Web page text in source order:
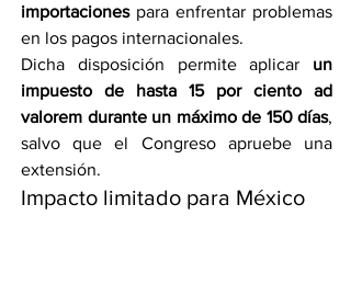
importaciones para enfrentar problemas
en los pagos internacionales.
Dicha disposición permite aplicar un
impuesto de hasta 15 por ciento ad
valorem durante un máximo de 150 días,
salvo que el Congreso apruebe una
extensión.
Impacto limitado para México